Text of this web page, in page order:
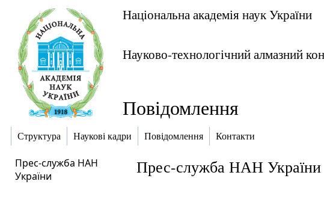
Національна академія наук України
Науково-технологічний алмазний
Повідомлення
Структура Наукові кадри Повідомлення Контакти
Прес-служба НАН
України
Прес-служба НАН України